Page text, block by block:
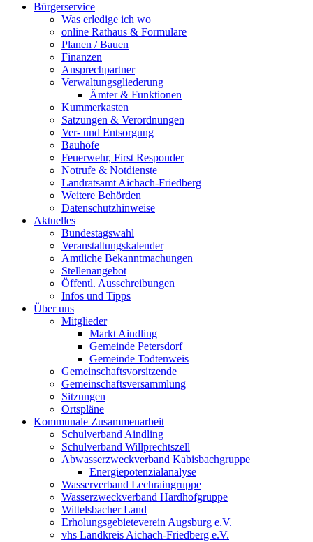
Bürgerservice
Was erledige ich wo
online Rathaus & Formulare
Planen / Bauen
Finanzen
Ansprechpartner
Verwaltungsgliederung
Ämter & Funktionen
Kummerkasten
Satzungen & Verordnungen
Ver- und Entsorgung
Bauhöfe
Feuerwehr, First Responder
Notrufe & Notdienste
Landratsamt Aichach-Friedberg
Weitere Behörden
Datenschutzhinweise
Aktuelles
Bundestagswahl
Veranstaltungskalender
Amtliche Bekanntmachungen
Stellenangebot
Öffentl. Ausschreibungen
Infos und Tipps
Über uns
Mitglieder
Markt Aindling
Gemeinde Petersdorf
Gemeinde Todtenweis
Gemeinschaftsvorsitzende
Gemeinschaftsversammlung
Sitzungen
Ortspläne
Kommunale Zusammenarbeit
Schulverband Aindling
Schulverband Willprechtszell
Abwasserzweckverband Kabisbachgruppe
Energiepotenzialanalyse
Wasserverband Lechraingruppe
Wasserzweckverband Hardhofgruppe
Wittelsbacher Land
Erholungsgebieteverein Augsburg e.V.
vhs Landkreis Aichach-Friedberg e.V.